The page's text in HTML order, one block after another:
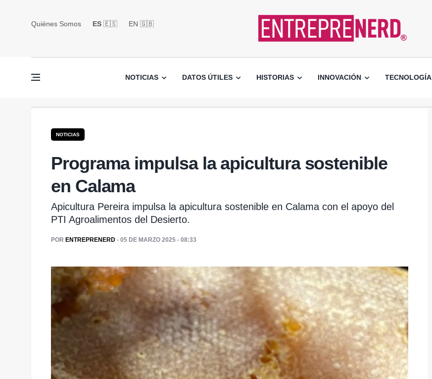
Quiénes Somos ES 🇪🇸 EN 🇬🇧󠁢󠁥󠁮󠁧󠁿
NOTICIAS DATOS ÚTILES HISTORIAS INNOVACIÓN TECNOLOGÍA
NOTICIAS
Programa impulsa la apicultura sostenible
en Calama
Apicultura Pereira impulsa la apicultura sostenible en Calama con el apoyo del
PTI Agroalimentos del Desierto.
POR ENTREPRENERD - 05 DE MARZO 2025 - 08:33